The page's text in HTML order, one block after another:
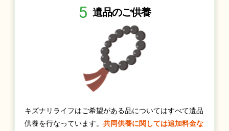
5 遺品のご供養
キズナリライフはご希望がある品についてはすべて遺品
供養を行なっています。 共同供養に関しては追加料金な